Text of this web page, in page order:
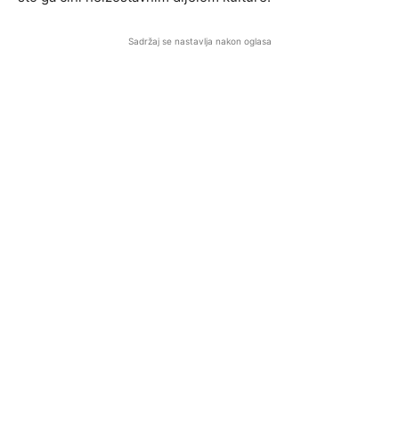
Sadržaj se nastavlja nakon oglasa